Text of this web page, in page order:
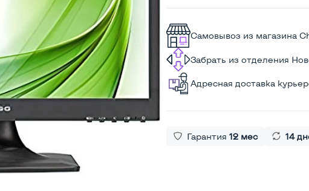
Самовывоз из магазина
Забрать из отделения
Адресная доставка
Гарантия 12 мес 14